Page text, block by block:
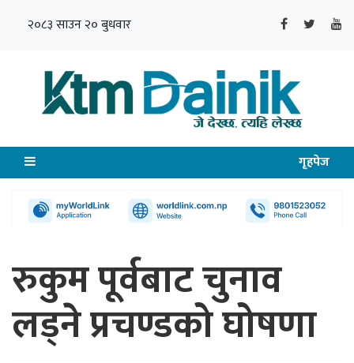
२०८३ साउन २० बुधवार
गृहपेज
रुकुम पूर्वबाट चुनाव
लड्ने प्रचण्डको घोषणा